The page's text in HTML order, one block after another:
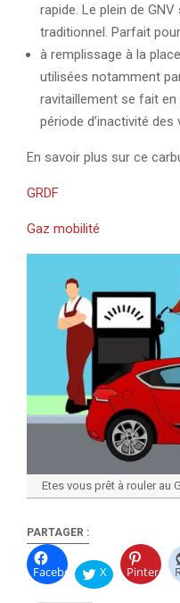
rapide. Le plein de
traditionnel. Parfait
à remplissage à la
utilisées notamment
ravitaillement se fait
période d’inactivité des
En savoir plus sur ce
GRDF
Gaz mobilité
Etes vous prêt à rouler au
PARTAGER :
Facebook X Pinterest